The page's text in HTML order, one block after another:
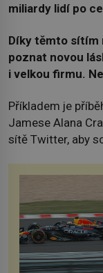
miliardy lidí po
Díky těmto sítím
poznat novou
i velkou firmu.
Příkladem je
Jamese Alana
sítě Twitter, aby